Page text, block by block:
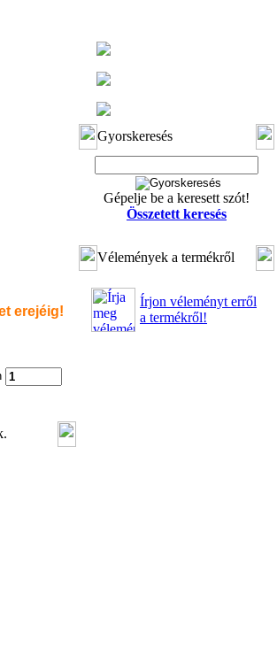
erejéig!
Gyorskeresés
Gépelje be a keresett szót!
Összetett keresés
Vélemények a termékről
Írjon véleményt erről
a termékről!